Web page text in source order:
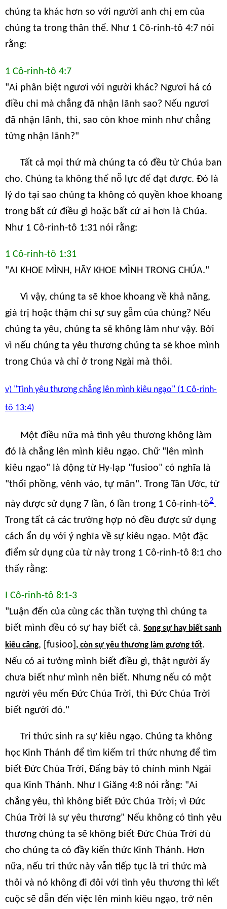
chúng ta khác hơn so với người anh chị em của
chúng ta trong thân thể. Như 1 Cô-rinh-tô 4:7 nói
rằng:
1 Cô-rinh-tô 4:7
"Ai phân biệt ngươi với người khác? Ngươi há có
điều chi mà chẳng đã nhận lãnh sao? Nếu ngươi
đã nhận lãnh, thì, sao còn khoe mình như chẳng
từng nhận lãnh?"
Tất cả mọi thứ mà chúng ta có đều từ Chúa ban
cho. Chúng ta không thể nỗ lực để đạt được. Đó là
lý do tại sao chúng ta không có quyền khoe khoang
trong bất cứ điều gì hoặc bất cứ ai hơn là Chúa.
Như 1 Cô-rinh-tô 1:31 nói rằng:
1 Cô-rinh-tô 1:31
"AI KHOE MÌNH, HÃY KHOE MÌNH TRONG CHÚA."
Vì vậy, chúng ta sẽ khoe khoang về khả năng,
giá trị hoặc thậm chí sự suy gẫm của chúng? Nếu
chúng ta yêu, chúng ta sẽ không làm như vậy. Bởi
vì nếu chúng ta yêu thương chúng ta sẽ khoe mình
trong Chúa và chỉ ở trong Ngài mà thôi.
v) "Tình yêu thương chẳng lên mình kiêu ngạo" (1 Cô-rinh-
tô 13:4)
Một điều nữa mà tình yêu thương không làm
đó là chẳng lên mình kiêu ngạo. Chữ "lên mình
kiêu ngạo" là động từ Hy-lạp "fusioo" có nghĩa là
"thổi phồng, vênh váo, tự mãn". Trong Tân Ước, từ
này được sử dụng 7 lần, 6 lần trong 1 Cô-rinh-tô2.
Trong tất cả các trường hợp nó đều được sử dụng
cách ẩn dụ với ý nghĩa về sự kiêu ngạo. Một đặc
điểm sử dụng của từ này trong 1 Cô-rinh-tô 8:1 cho
thấy rằng:
I Cô-rinh-tô 8:1-3
"Luận đến của cùng các thần tượng thì chúng ta
biết mình đều có sự hay biết cả. Song sự hay biết sanh
kiêu căng, [fusioo] , còn sự yêu thương làm gương tốt.
Nếu có ai tưởng mình biết điều gì, thật người ấy
chưa biết như mình nên biết. Nhưng nếu có một
người yêu mến Đức Chúa Trời, thì Đức Chúa Trời
biết người đó."
Tri thức sinh ra sự kiêu ngạo. Chúng ta không
học Kinh Thánh để tìm kiếm tri thức nhưng để tìm
biết Đức Chúa Trời, Đấng bày tỏ chính mình Ngài
qua Kinh Thánh. Như I Giăng 4:8 nói rằng: "Ai
chẳng yêu, thì không biết Đức Chúa Trời; vì Đức
Chúa Trời là sự yêu thương" Nếu không có tình yêu
thương chúng ta sẽ không biết Đức Chúa Trời dù
cho chúng ta có đầy kiến thức Kinh Thánh. Hơn
nữa, nếu tri thức này vẫn tiếp tục là tri thức mà
thôi và nó không đi đôi với tình yêu thương thì kết
cuộc sẽ dẫn đến việc lên mình kiêu ngạo, trở nên